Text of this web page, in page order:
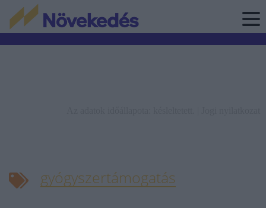
gyógyszertámogatás